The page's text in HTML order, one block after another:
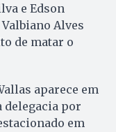
e Edson
Alves
de matar o
aparece em
delegacia por
em